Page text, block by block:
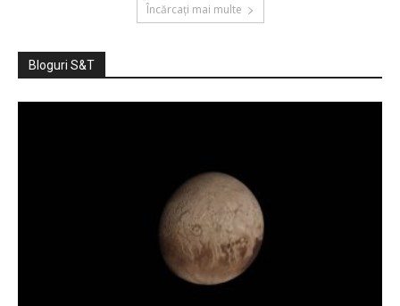
Încărcați mai multe
Bloguri S&T